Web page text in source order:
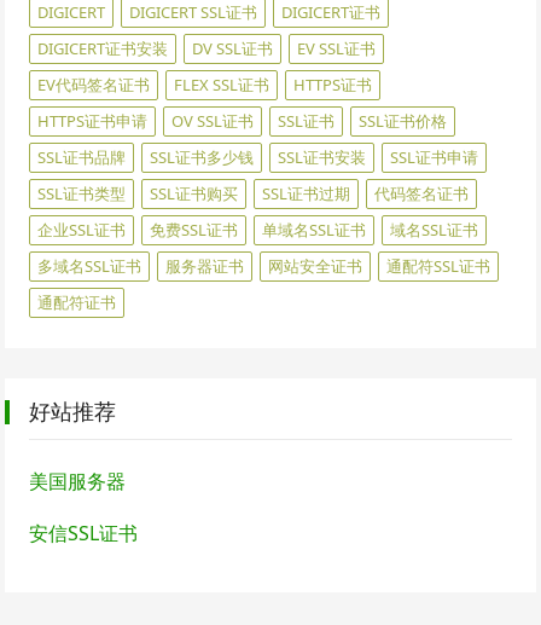
DIGICERT DIGICERT SSL证书
DIGICERT证书
DIGICERT证书安装
DV SSL证书
EV SSL证书
EV代码签名证书
FLEX SSL证书
HTTPS证书
HTTPS证书申请
OV SSL证书 SSL证书
SSL证书价格
SSL证书品牌
SSL证书多少钱 SSL证书安装
SSL证书申请
SSL证书类型
SSL证书购买 SSL证书过期
代码签名证书
企业SSL证书
免费SSL证书 单域名SSL证书
域名SSL证书
多域名SSL证书
服务器证书 网站安全证书
通配符SSL证书
通配符证书
好站推荐
美国服务器
安信SSL证书